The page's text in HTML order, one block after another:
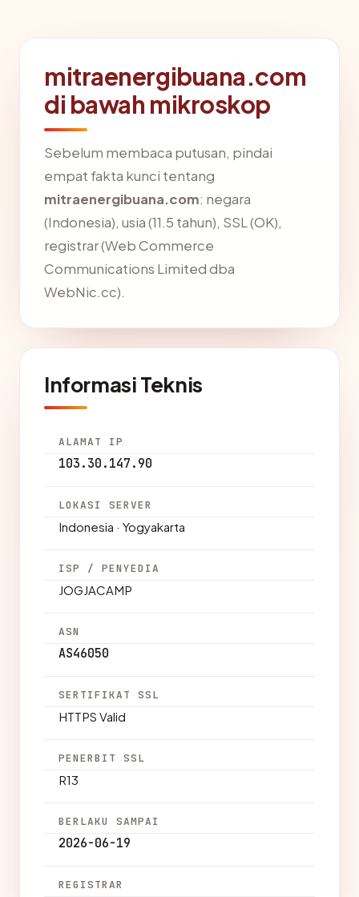
mitraenergibuana.com
di bawah mikroskop
Sebelum membaca putusan, pindai
empat fakta kunci tentang
mitraenergibuana.com: negara
(Indonesia), usia (11.5 tahun), SSL (OK),
registrar (Web Commerce
Communications Limited dba
WebNic.cc).
Informasi Teknis
ALAMAT IP
103.30.147.90
LOKASI SERVER
Indonesia · Yogyakarta
ISP / PENYEDIA
JOGJACAMP
ASN
AS46050
SERTIFIKAT SSL
HTTPS Valid
PENERBIT SSL
R13
BERLAKU SAMPAI
2026-06-19
REGISTRAR